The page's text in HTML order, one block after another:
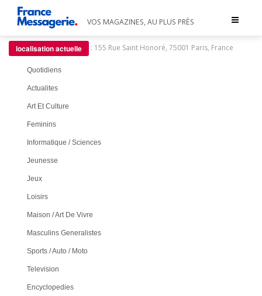
Toggle
VOS MAGAZINES, AU PLUS PRÈS
localisation actuelle : 155 Rue Saint Honoré, 75001 Paris, France
Quotidiens
Actualites
Art Et Culture
Feminins
Informatique / Sciences
Jeunesse
Jeux
Loisirs
Maison / Art De Vivre
Masculins Generalistes
Sports / Auto / Moto
Television
Encyclopedies